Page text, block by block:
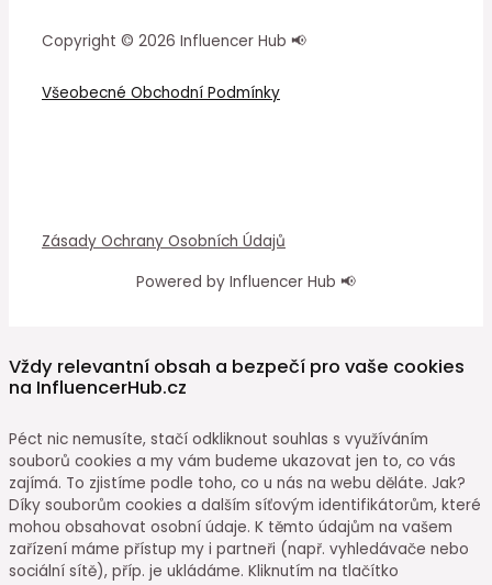
Copyright © 2026 Influencer Hub 📢
Všeobecné Obchodní Podmínky
Zásady Ochrany Osobních Údajů
Powered by Influencer Hub 📢
Vždy relevantní obsah a bezpečí pro vaše cookies
na InfluencerHub.cz
Péct nic nemusíte, stačí odkliknout souhlas s využíváním
souborů cookies a my vám budeme ukazovat jen to, co vás
zajímá. To zjistíme podle toho, co u nás na webu děláte. Jak?
Díky souborům cookies a dalším síťovým identifikátorům, které
mohou obsahovat osobní údaje. K těmto údajům na vašem
zařízení máme přístup my i partneři (např. vyhledávače nebo
sociální sítě), příp. je ukládáme. Kliknutím na tlačítko